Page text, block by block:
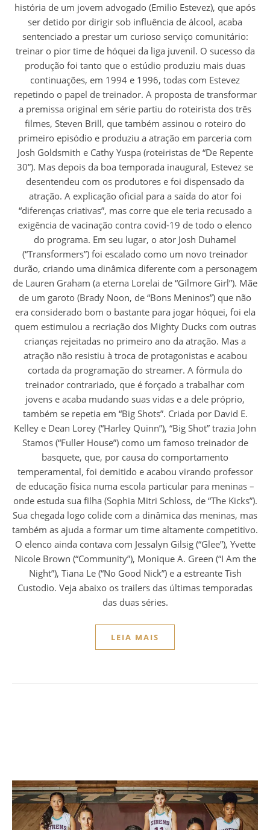
história de um jovem advogado (Emilio Estevez), que após
ser detido por dirigir sob influência de álcool, acaba
sentenciado a prestar um curioso serviço comunitário:
treinar o pior time de hóquei da liga juvenil. O sucesso da
produção foi tanto que o estúdio produziu mais duas
continuações, em 1994 e 1996, todas com Estevez
repetindo o papel de treinador. A proposta de transformar
a premissa original em série partiu do roteirista dos três
filmes, Steven Brill, que também assinou o roteiro do
primeiro episódio e produziu a atração em parceria com
Josh Goldsmith e Cathy Yuspa (roteiristas de “De Repente
30”). Mas depois da boa temporada inaugural, Estevez se
desentendeu com os produtores e foi dispensado da
atração. A explicação oficial para a saída do ator foi
“diferenças criativas”, mas corre que ele teria recusado a
exigência de vacinação contra covid-19 de todo o elenco
do programa. Em seu lugar, o ator Josh Duhamel
(“Transformers”) foi escalado como um novo treinador
durão, criando uma dinâmica diferente com a personagem
de Lauren Graham (a eterna Lorelai de “Gilmore Girl”). Mãe
de um garoto (Brady Noon, de “Bons Meninos”) que não
era considerado bom o bastante para jogar hóquei, foi ela
quem estimulou a recriação dos Mighty Ducks com outras
crianças rejeitadas no primeiro ano da atração. Mas a
atração não resistiu à troca de protagonistas e acabou
cortada da programação do streamer. A fórmula do
treinador contrariado, que é forçado a trabalhar com
jovens e acaba mudando suas vidas e a dele próprio,
também se repetia em “Big Shots”. Criada por David E.
Kelley e Dean Lorey (“Harley Quinn”), “Big Shot” trazia John
Stamos (“Fuller House”) como um famoso treinador de
basquete, que, por causa do comportamento
temperamental, foi demitido e acabou virando professor
de educação física numa escola particular para meninas –
onde estuda sua filha (Sophia Mitri Schloss, de “The Kicks”).
Sua chegada logo colide com a dinâmica das meninas, mas
também as ajuda a formar um time altamente competitivo.
O elenco ainda contava com Jessalyn Gilsig (“Glee”), Yvette
Nicole Brown (“Community”), Monique A. Green (“I Am the
Night”), Tiana Le (“No Good Nick”) e a estreante Tish
Custodio. Veja abaixo os trailers das últimas temporadas
das duas séries.
LEIA MAIS